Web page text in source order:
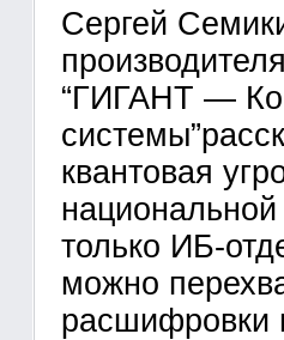
Сергей
“ГИГАНТ —
квантовая
только ИБ-
можно
расшифровки